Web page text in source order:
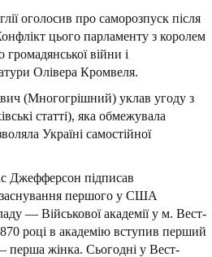
оголосив про саморозпуск після
цього парламенту з королем
війни і
Олівера Кромвеля.
(Многогрішний) уклав угоду з
статті), яка обмежувала
Україні самостійної
Джефферсон підписав
першого у США
— Військової академії у м. Вест-
році в академію вступив перший
перша жінка. Сьогодні у Вест-